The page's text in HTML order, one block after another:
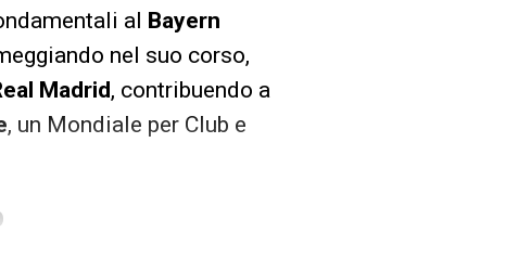
al Bayern
nel suo corso,
Madrid, contribuendo a
, un Mondiale per Club e